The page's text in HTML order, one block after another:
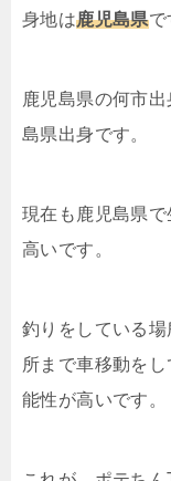
身地は鹿児島県で
鹿児島県の何市
島県出身です。
現在も鹿児島県
高いです。
釣りをしている
所まで車移動を
能性が高いです。